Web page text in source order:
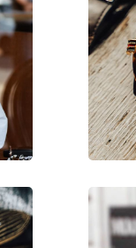
przeciwsłoneczne